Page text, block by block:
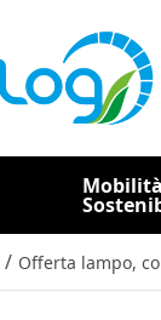
Mobilità
/ Offerta lampo,